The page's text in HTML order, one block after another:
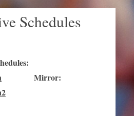
Schedules
:
Mirror: